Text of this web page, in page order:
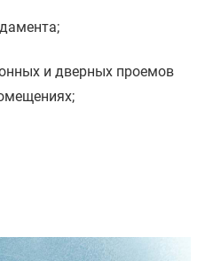
и дверных проемов